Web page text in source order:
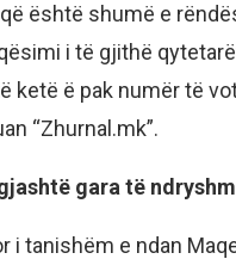
është shumë e
i të gjithë
ketë ë pak numër të
“Zhurnal.mk”.
gara të
i tanishëm e ndan